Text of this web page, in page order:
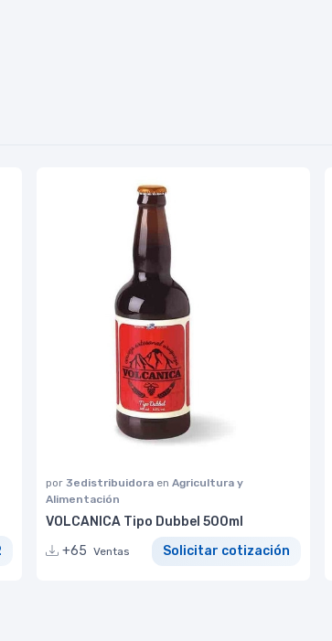
por 3edistribuidora en Agricultura y
Alimentación
VOLCANICA Tipo Dubbel 500ml
+65 Ventas Solicitar cotización